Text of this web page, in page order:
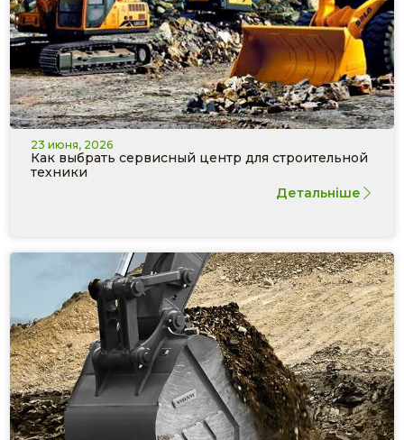
23 июня, 2026
Как выбрать сервисный центр для строительной
техники
Детальніше